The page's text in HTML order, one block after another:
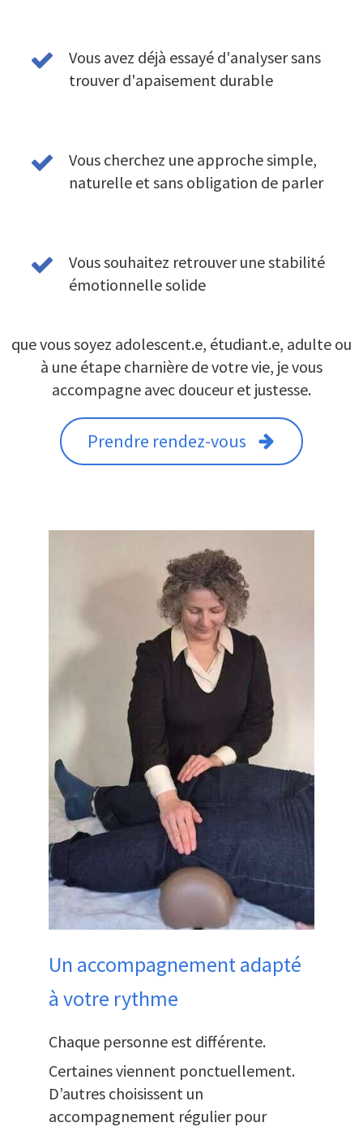
Vous avez déjà essayé d'analyser sans
trouver d'apaisement durable
Vous cherchez une approche simple,
naturelle et sans obligation de parler
Vous souhaitez retrouver une stabilité
émotionnelle solide
que vous soyez adolescent.e, étudiant.e, adulte ou
à une étape charnière de votre vie, je vous
accompagne avec douceur et justesse.
Prendre rendez-vous
Un accompagnement adapté
à votre rythme
Chaque personne est différente.
Certaines viennent ponctuellement.
D’autres choisissent un
accompagnement régulier pour